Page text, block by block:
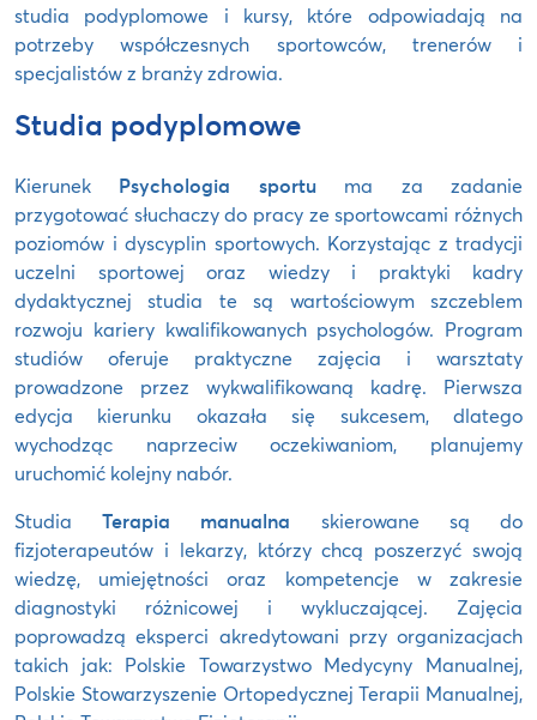
studia podyplomowe i kursy, które odpowiadają na
potrzeby współczesnych sportowców, trenerów i
specjalistów z branży zdrowia.
Studia podyplomowe
Kierunek Psychologia sportuma za zadanie
przygotować słuchaczy do pracy ze sportowcami różnych
poziomów i dyscyplin sportowych. Korzystając z tradycji
uczelni sportowej oraz wiedzy i praktyki kadry
dydaktycznej studia te są wartościowym szczeblem
rozwoju kariery kwalifikowanych psychologów. Program
studiów oferuje praktyczne zajęcia i warsztaty
prowadzone przez wykwalifikowaną kadrę. Pierwsza
edycja kierunku okazała się sukcesem, dlatego
wychodząc naprzeciw oczekiwaniom, planujemy
uruchomić kolejny nabór.
StudiaTerapia manualna skierowane są do
fizjoterapeutów i lekarzy, którzy chcą poszerzyć swoją
wiedzę, umiejętności oraz kompetencje w zakresie
diagnostyki różnicowej i wykluczającej. Zajęcia
poprowadzą eksperci akredytowani przy organizacjach
takich jak: Polskie Towarzystwo Medycyny Manualnej,
Polskie Stowarzyszenie Ortopedycznej Terapii Manualnej,